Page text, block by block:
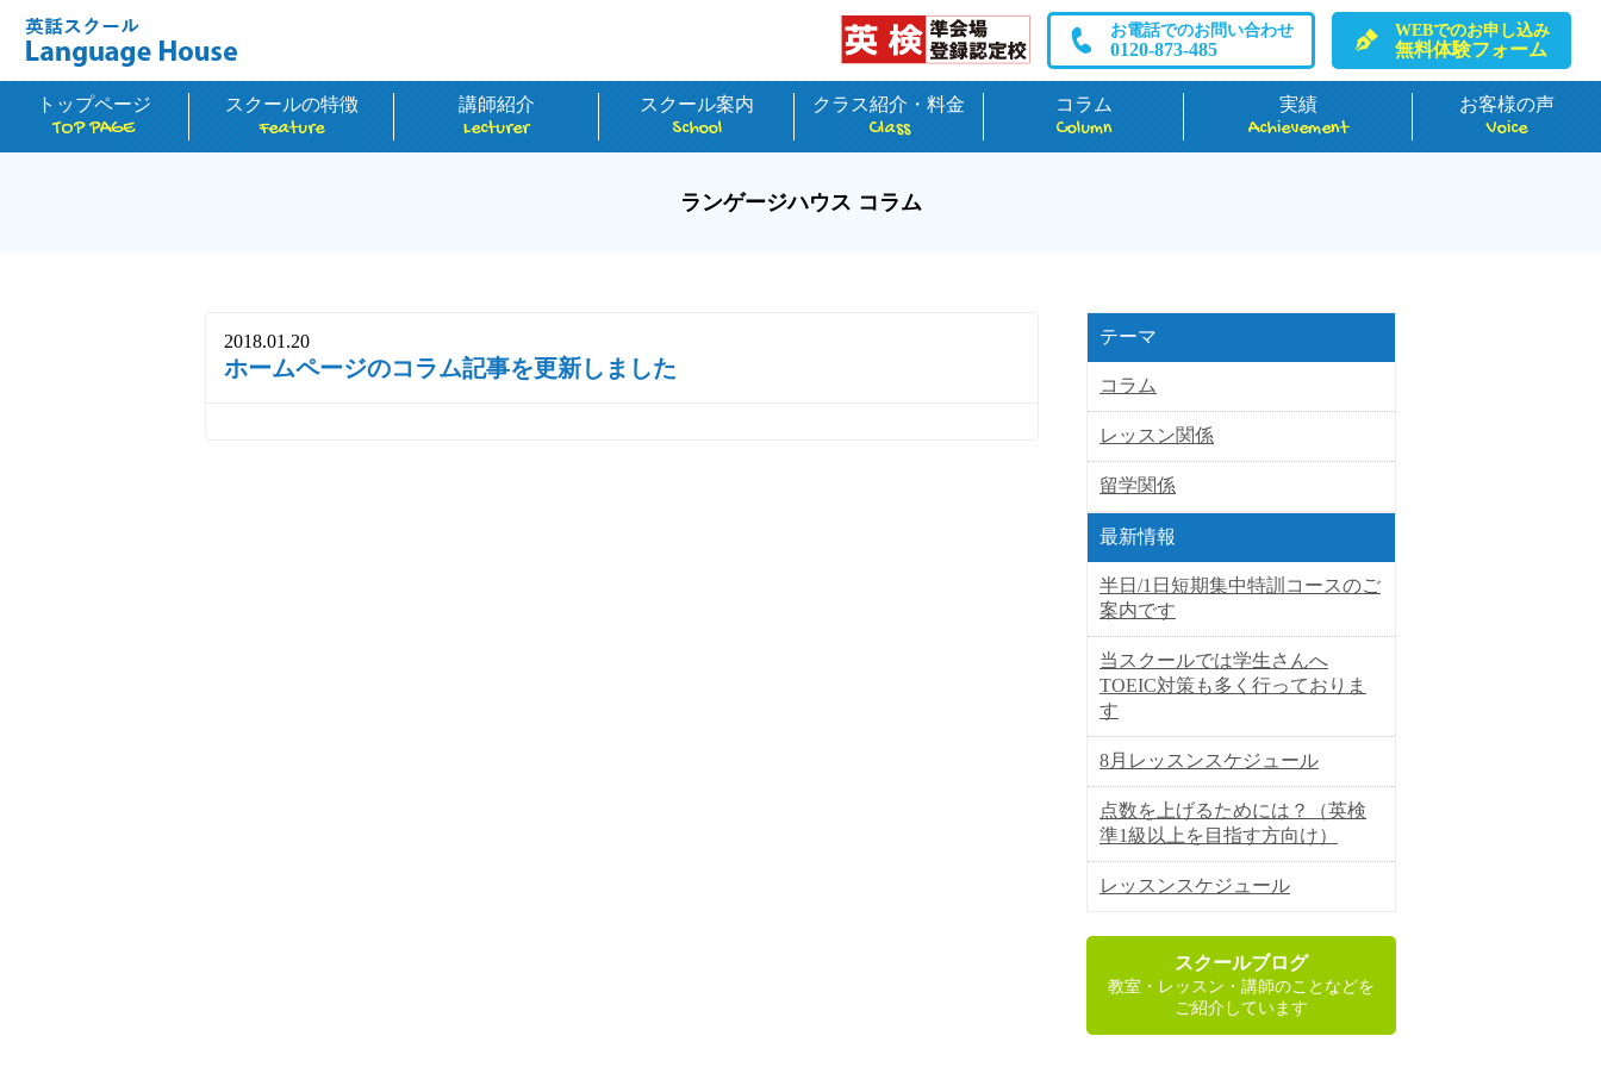
お電話でのお問い合わせ
0120-873-485
WEBでのお申し込み
無料体験フォーム
トップページ
TOP PAGE
スクールの特徴
Feature
講師紹介
Lecturer
スクール案内
School
クラス紹介・料金
Class
コラム
Column
実績
Achievement
お客様の声
Voice
ランゲージハウス コラム
2018.01.20
ホームページのコラム記事を更新しました
テーマ
コラム
レッスン関係
留学関係
最新情報
半日/1日短期集中特訓コースのご
案内です
当スクールでは学生さんへ
TOEIC対策も多く行っておりま
す
8月レッスンスケジュール
点数を上げるためには？（英検
準1級以上を目指す方向け）
レッスンスケジュール
スクールブログ
教室・レッスン・講師のことなどを
ご紹介しています